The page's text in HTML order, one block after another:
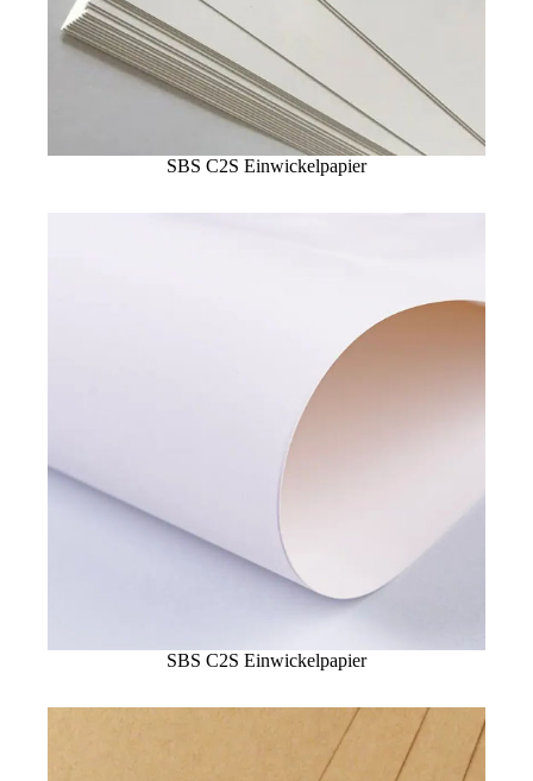
SBS C2S Einwickelpapier
SBS C2S Einwickelpapier